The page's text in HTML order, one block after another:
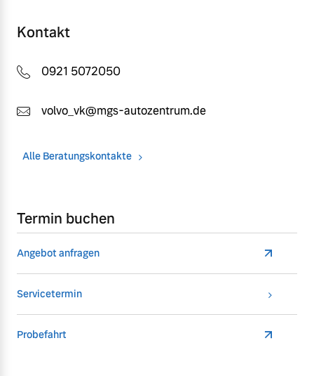
Kontakt
0921 5072050
volvo_vk@mgs-autozentrum.de
Alle Beratungskontakte
Termin buchen
Angebot anfragen
Servicetermin
Probefahrt